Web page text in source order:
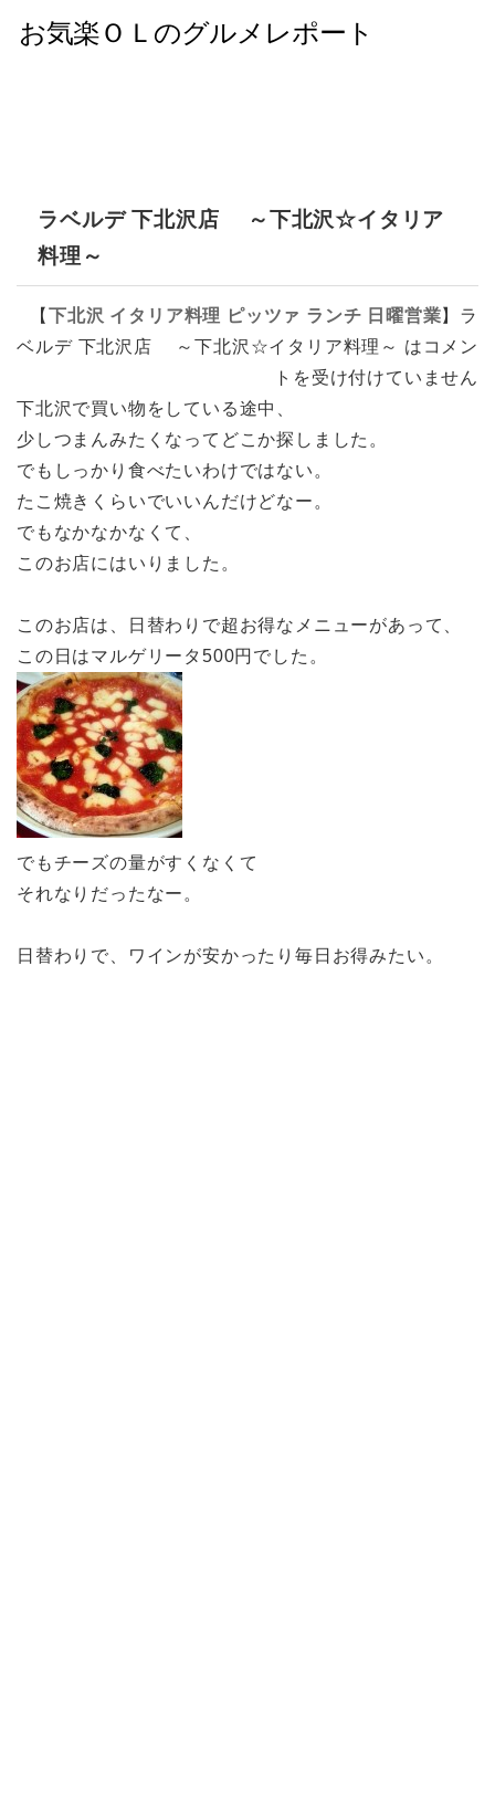
ラベルデ 下北沢店 ～下北沢☆イタリア
料理～
【下北沢 イタリア料理 ピッツァ ランチ 日曜営業】 ラ
ベルデ 下北沢店 ～下北沢☆イタリア料理～ は コメン
トを受け付けていません
下北沢で買い物をしている途中、
少しつまんみたくなってどこか探しました。
でもしっかり食べたいわけではない。
たこ焼きくらいでいいんだけどなー。
でもなかなかなくて、
このお店にはいりました。
このお店は、日替わりで超お得なメニューがあって、
この日はマルゲリータ500円でした。
でもチーズの量がすくなくて
それなりだったなー。
日替わりで、ワインが安かったり毎日お得みたい。